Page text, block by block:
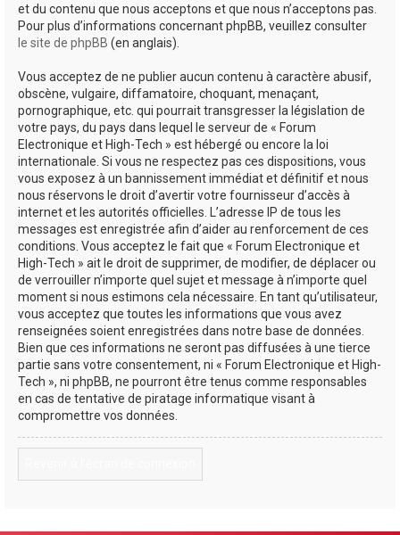
et du contenu que nous acceptons et que nous n’acceptons pas.
Pour plus d’informations concernant phpBB, veuillez consulter
le site de phpBB (en anglais).
Vous acceptez de ne publier aucun contenu à caractère abusif,
obscène, vulgaire, diffamatoire, choquant, menaçant,
pornographique, etc. qui pourrait transgresser la législation de
votre pays, du pays dans lequel le serveur de « Forum
Electronique et High-Tech » est hébergé ou encore la loi
internationale. Si vous ne respectez pas ces dispositions, vous
vous exposez à un bannissement immédiat et définitif et nous
nous réservons le droit d’avertir votre fournisseur d’accès à
internet et les autorités officielles. L’adresse IP de tous les
messages est enregistrée afin d’aider au renforcement de ces
conditions. Vous acceptez le fait que « Forum Electronique et
High-Tech » ait le droit de supprimer, de modifier, de déplacer ou
de verrouiller n’importe quel sujet et message à n’importe quel
moment si nous estimons cela nécessaire. En tant qu’utilisateur,
vous acceptez que toutes les informations que vous avez
renseignées soient enregistrées dans notre base de données.
Bien que ces informations ne seront pas diffusées à une tierce
partie sans votre consentement, ni « Forum Electronique et High-
Tech », ni phpBB, ne pourront être tenus comme responsables
en cas de tentative de piratage informatique visant à
compromettre vos données.